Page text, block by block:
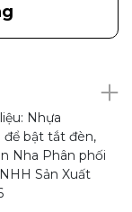
Nhựa
để bật tắt đèn,
Nha Phân phối
Sản Xuất